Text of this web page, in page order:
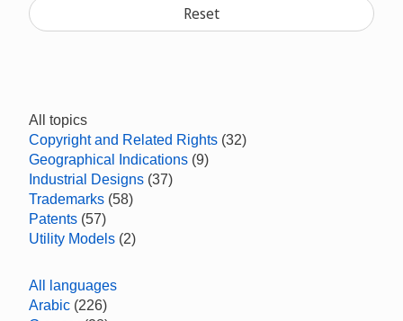
Reset
All topics
Copyright and Related Rights (32)
Geographical Indications (9)
Industrial Designs (37)
Trademarks (58)
Patents (57)
Utility Models (2)
All languages
Arabic (226)